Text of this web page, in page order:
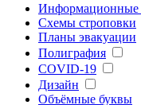
Информационные
Схемы строповки
Планы эвакуации
Полиграфия
COVID-19
Дизайн
Объёмные буквы